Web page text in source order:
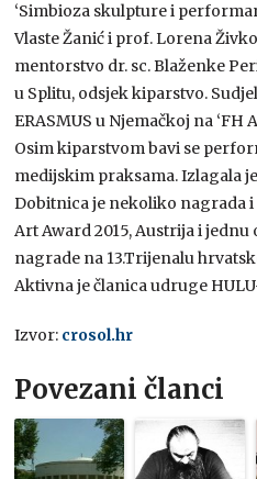
‘Simbioza skulpture i
Vlaste Žanić i prof. Lorena
mentorstvo dr. sc. Blaženke
u Splitu, odsjek kiparstvo.
ERASMUS u Njemačkoj na ‘FH
Osim kiparstvom bavi se
medijskim praksama. Izlagala
Dobitnica je nekoliko nagrada
Art Award 2015, Austrija i
nagrade na 13.Trijenalu
Aktivna je članica udruge
Izvor: crosol.hr
Povezani članci